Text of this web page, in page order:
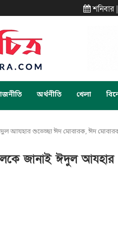
শনিবার
অর্থনীতি খেলা
আযহার শুভেচ্ছা ঈদ মোবারক, ঈদ
জানাই ঈদুল